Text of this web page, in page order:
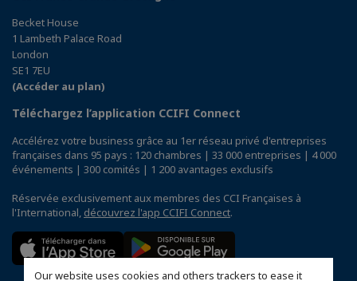
Our website uses cookies and others trackers to ease it
Becket House
1 Lambeth Palace Road
London
SE1 7EU
(Accéder au plan)
Téléchargez l’application CCIFI Connect
Accélérez votre business grâce au 1er réseau privé d'entreprises
françaises dans 95 pays : 120 chambres | 33 000 entreprises | 4 000
événements | 300 comités | 1 200 avantages exclusifs
Réservée exclusivement aux membres des CCI Françaises à
l'International, découvrez l'app CCIFI Connect.